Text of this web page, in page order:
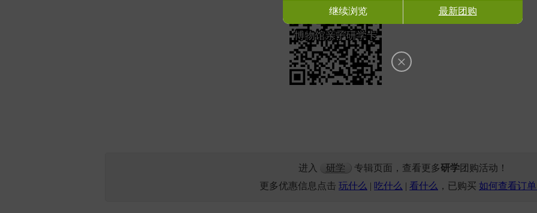
进入 研学 专辑页面，查看更多研学团购活动！
更多优惠信息点击 玩什么 | 吃什么 | 看什么 ，已购买 如何查看订
×
继续浏览 最新团购